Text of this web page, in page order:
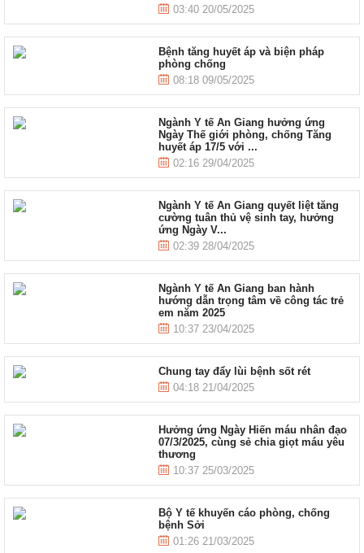
03:40 20/05/2025
Bệnh tăng huyết áp và biện pháp
phòng chống
08:18 09/05/2025
Ngành Y tế An Giang hưởng ứng
Ngày Thế giới phòng, chống Tăng
huyết áp 17/5 với ...
02:16 29/04/2025
Ngành Y tế An Giang quyết liệt tăng
cường tuân thủ vệ sinh tay, hưởng
ứng Ngày V...
02:39 28/04/2025
Ngành Y tế An Giang ban hành
hướng dẫn trọng tâm về công tác trẻ
em năm 2025
10:37 23/04/2025
Chung tay đẩy lùi bệnh sốt rét
04:18 21/04/2025
Hưởng ứng Ngày Hiến máu nhân đạo
07/3/2025, cùng sẻ chia giọt máu yêu
thương
10:37 25/03/2025
Bộ Y tế khuyến cáo phòng, chống
bệnh Sởi
01:26 21/03/2025